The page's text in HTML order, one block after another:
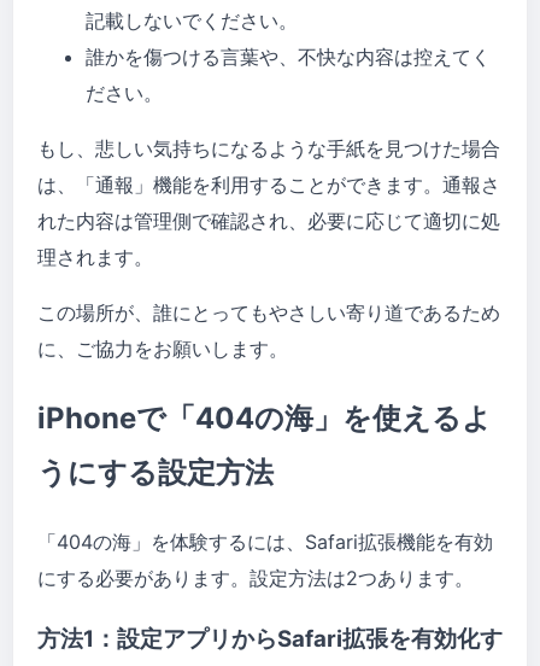
記載しないでください。
誰かを傷つける言葉や、不快な内容は控えてく
ださい。
もし、悲しい気持ちになるような手紙を見つけた場合
は、「通報」機能を利用することができます。通報さ
れた内容は管理側で確認され、必要に応じて適切に処
理されます。
この場所が、誰にとってもやさしい寄り道であるため
に、ご協力をお願いします。
iPhoneで「404の海」を使えるよ
うにする設定方法
「404の海」を体験するには、Safari拡張機能を有効
にする必要があります。設定方法は2つあります。
方法1：設定アプリからSafari拡張を有効化す